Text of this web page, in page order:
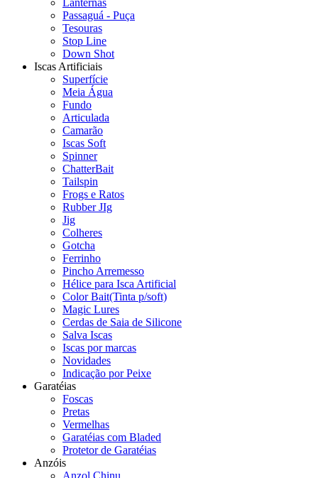
Lanternas
Passaguá - Puça
Tesouras
Stop Line
Down Shot
Iscas Artificiais
Superfície
Meia Água
Fundo
Articulada
Camarão
Iscas Soft
Spinner
ChatterBait
Tailspin
Frogs e Ratos
Rubber JIg
Jig
Colheres
Gotcha
Ferrinho
Pincho Arremesso
Hélice para Isca Artificial
Color Bait(Tinta p/soft)
Magic Lures
Cerdas de Saia de Silicone
Salva Iscas
Iscas por marcas
Novidades
Indicação por Peixe
Garatéias
Foscas
Pretas
Vermelhas
Garatéias com Bladed
Protetor de Garatéias
Anzóis
Anzol Chinu